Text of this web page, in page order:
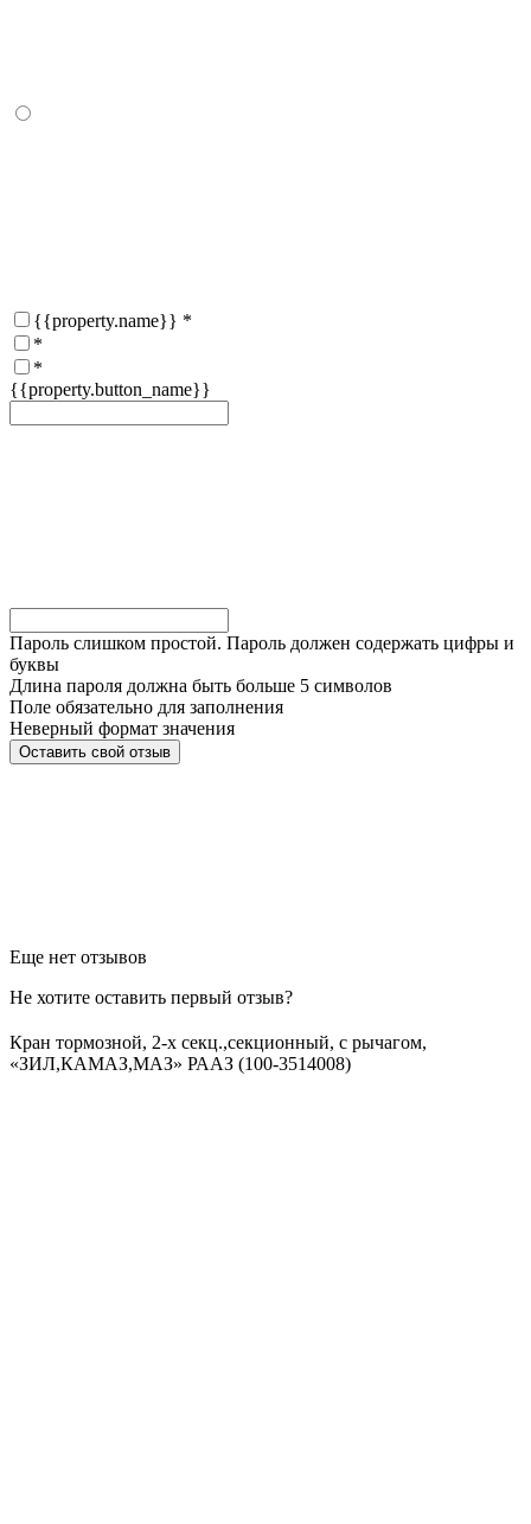
{{property.name}} *
*
*
{{property.button_name}}
Пароль слишком простой. Пароль должен содержать цифры и
буквы
Длина пароля должна быть больше 5 символов
Поле обязательно для заполнения
Неверный формат значения
Еще нет отзывов
Не хотите оставить первый отзыв?
Кран тормозной, 2-х секц.,секционный, с рычагом,
«ЗИЛ,КАМАЗ,МАЗ» РААЗ (100-3514008)